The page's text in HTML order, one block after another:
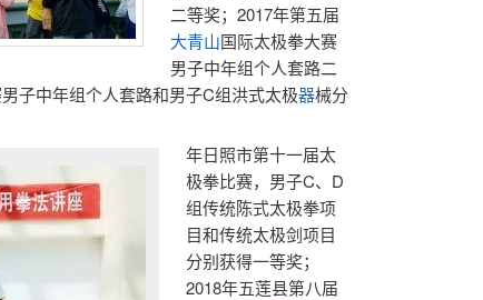
二等奖；2017年第五届
大青山国际太极拳大赛
男子中年组个人套路二
子中年组个人套路和男子C组洪式太极器械分
年日照市第十一届太
极拳比赛，男子C、D
组传统陈式太极拳项
目和传统太极剑项目
分别获得一等奖；
2018年五莲县第八届